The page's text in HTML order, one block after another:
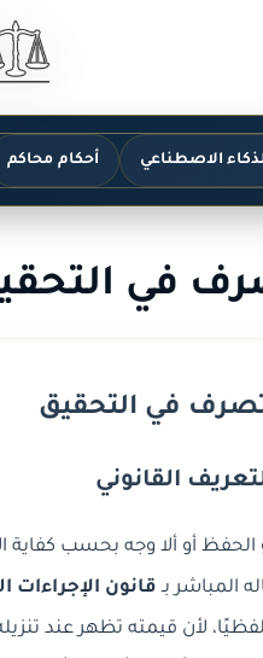
الاصطناعي أحكام محاكم
في
في التحقيق
القانوني
الحفظ أو ألا وجه بحسب
المباشر بـ قانون الإجراءات
لأن قيمته تظهر عند